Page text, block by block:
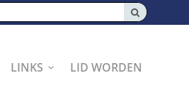
LINKS LID WORDEN